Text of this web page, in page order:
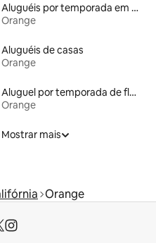
Aluguéis por temporada em resorts
Orange
Aluguéis de casas
Orange
Aluguel por temporada de flats
Orange
Mostrar mais
Orange